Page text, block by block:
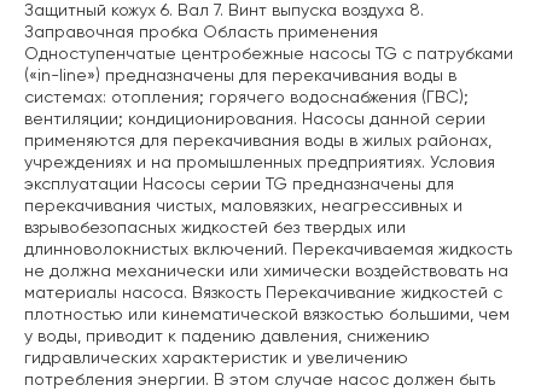
Защитный кожух 6. Вал 7. Винт выпуска воздуха 8.
Заправочная пробка Область применения
Одноступенчатые центробежные насосы TG с патрубками
(«in-line») предназначены для перекачивания воды в
системах: отопления; горячего водоснабжения (ГВС);
вентиляции; кондиционирования. Насосы данной серии
применяются для перекачивания воды в жилых районах,
учреждениях и на промышленных предприятиях. Условия
эксплуатации Насосы серии TG предназначены для
перекачивания чистых, маловязких, неагрессивных и
взрывобезопасных жидкостей без твердых или
длинноволокнистых включений. Перекачиваемая жидкость
не должна механически или химически воздействовать на
материалы насоса. Вязкость Перекачивание жидкостей с
плотностью или кинематической вязкостью большими, чем
у воды, приводит к падению давления, снижению
гидравлических характеристик и увеличению
потребления энергии. В этом случае насос должен быть